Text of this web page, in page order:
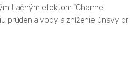
tlačným efektom "Channel
prúdenia vody a zníženie únavy pri